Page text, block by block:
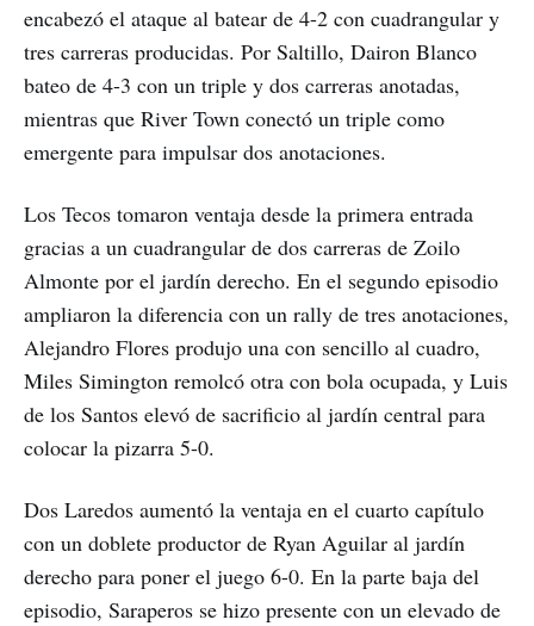
encabezó el ataque al batear de 4-2 con cuadrangular y
tres carreras producidas. Por Saltillo, Dairon Blanco
bateo de 4-3 con un triple y dos carreras anotadas,
mientras que River Town conectó un triple como
emergente para impulsar dos anotaciones.
Los Tecos tomaron ventaja desde la primera entrada
gracias a un cuadrangular de dos carreras de Zoilo
Almonte por el jardín derecho. En el segundo episodio
ampliaron la diferencia con un rally de tres anotaciones,
Alejandro Flores produjo una con sencillo al cuadro,
Miles Simington remolcó otra con bola ocupada, y Luis
de los Santos elevó de sacrificio al jardín central para
colocar la pizarra 5-0.
Dos Laredos aumentó la ventaja en el cuarto capítulo
con un doblete productor de Ryan Aguilar al jardín
derecho para poner el juego 6-0. En la parte baja del
episodio, Saraperos se hizo presente con un elevado de